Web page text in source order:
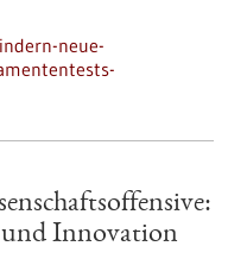
neue-
und Innovation